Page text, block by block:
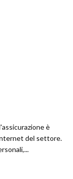
è
del settore.